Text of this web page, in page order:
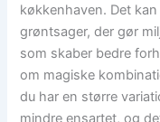
køkkenhaven. Det
grøntsager, der gør
som skaber bedre
om magiske
du har en større
mindre ensartet, og